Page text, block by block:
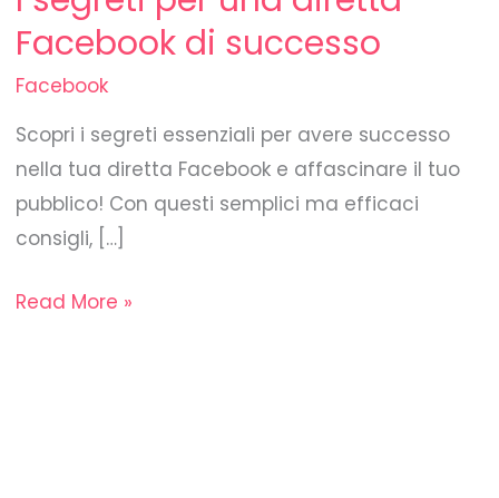
Facebook di successo
Facebook
Scopri i segreti essenziali per avere successo
nella tua diretta Facebook e affascinare il tuo
pubblico! Con questi semplici ma efficaci
consigli, […]
Read More »